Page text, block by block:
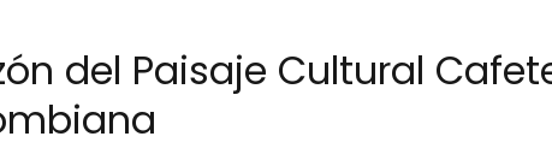
del Paisaje Cultural